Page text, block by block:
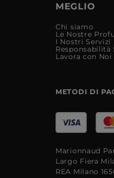
MEGLIO
Chi siamo
Le Nostre
I Nostri Servizi
Responsabilità
Lavora con Noi
METODI DI
Marionnaud
Largo Fiera
REA Milano